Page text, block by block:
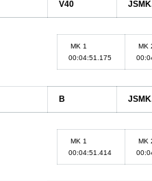
V40
MK 1
00:04:51.175
MK
B
MK 1
00:04:51.414
MK